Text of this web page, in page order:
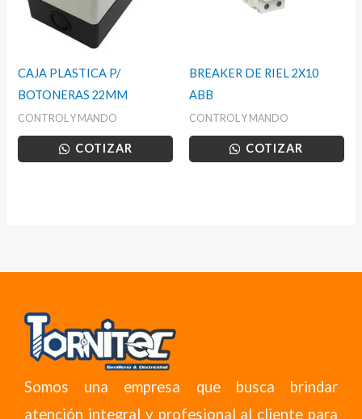
CAJA PLASTICA P/
BOTONERAS 22MM
CONTROL Y MANDO
COTIZAR
BREAKER DE RIEL 2X10
ABB
CONTROL Y MANDO
COTIZAR
Somos una empresa que busca brindar
atención integral y profesional al cliente para